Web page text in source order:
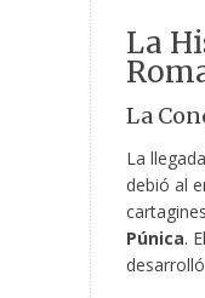
La
La
La
debió al
Púnica.